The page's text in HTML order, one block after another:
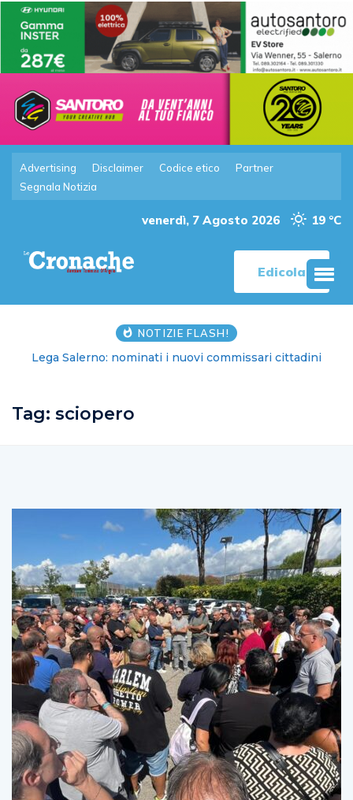
Advertising Disclaimer Codice etico
Partner
Segnala Notizia
venerdì, 7 Agosto 2026 19 °C
Edicola
NOTIZIE FLASH!
Lega Salerno: nominati i nuovi commissari cittadini
Tag: sciopero